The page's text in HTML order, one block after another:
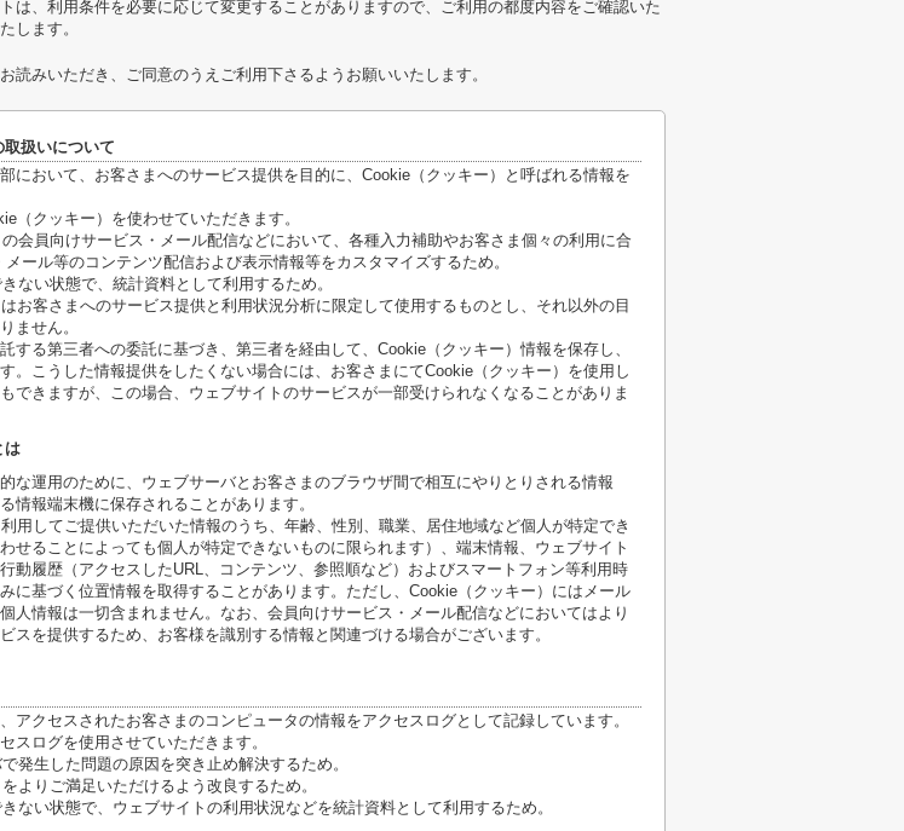
は、利用条件を必要に応じて変更することがありますので、ご利用の都度内容をご確認いた
します。
読みいただき、ご同意のうえご利用下さるようお願いいたします。
扱いについて
において、お客さまへのサービス提供を目的に、Cookie（クッキー）と呼ばれる情報を
（クッキー）を使わせていただきます。
の会員向けサービス・メール配信などにおいて、各種入力補助やお客さま個々の利用に合
ール等のコンテンツ配信および表示情報等をカスタマイズするため。
きない状態で、統計資料として利用するため。
お客さまへのサービス提供と利用状況分析に限定して使用するものとし、それ以外の目
ません。
する第三者への委託に基づき、第三者を経由して、Cookie（クッキー）情報を保存し、
。こうした情報提供をしたくない場合には、お客さまにてCookie（クッキー）を使用し
できますが、この場合、ウェブサイトのサービスが一部受けられなくなることがありま
は
な運用のために、ウェブサーバとお客さまのブラウザ間で相互にやりとりされる情報
情報端末機に保存されることがあります。
用してご提供いただいた情報のうち、年齢、性別、職業、居住地域など個人が特定でき
せることによっても個人が特定できないものに限られます）、端末情報、ウェブサイト
動履歴（アクセスしたURL、コンテンツ、参照順など）およびスマートフォン等利用時
に基づく位置情報を取得することがあります。ただし、Cookie（クッキー）にはメール
人情報は一切含まれません。なお、会員向けサービス・メール配信などにおいてはより
スを提供するため、お客様を識別する情報と関連づける場合がございます。
アクセスされたお客さまのコンピュータの情報をアクセスログとして記録しています。
スログを使用させていただきます。
で発生した問題の原因を突き止め解決するため。
をよりご満足いただけるよう改良するため。
きない状態で、ウェブサイトの利用状況などを統計資料として利用するため。